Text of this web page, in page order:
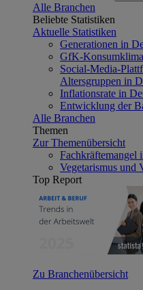
Alle Branchen
Beliebte Statistiken
Aktuelle Statistiken
Generationen in
GfK-
Social-Media-
Altersgruppen in
Inflationsrate in
Entwicklung der
Alle Branchen
Themen
Zur Themenübersicht
Fachkräftemangel
Vegetarismus und
Top Report
Zu Branchenübersicht